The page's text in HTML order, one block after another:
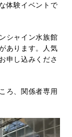
体験イベントで
シャイン水族館
あります。人気
申し込みくださ
ろ、関係者専用